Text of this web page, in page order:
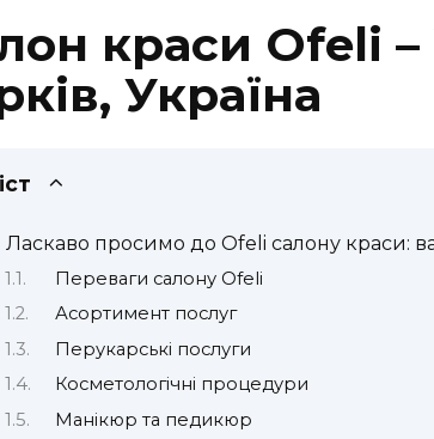
краси Ofeli –
Україна
Ласкаво просимо до Ofeli салону краси:
Переваги салону Ofeli
Асортимент послуг
Перукарські послуги
Косметологічні процедури
Манікюр та педикюр